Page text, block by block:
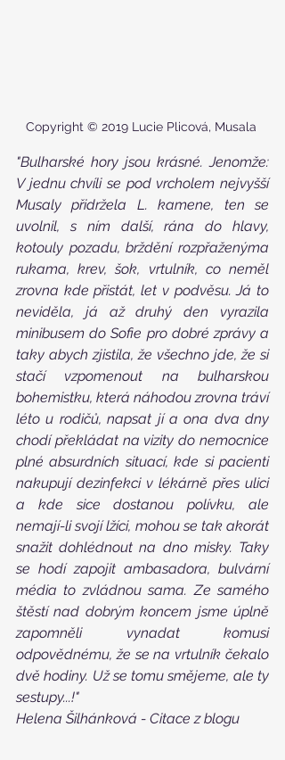
Copyright © 2019 Lucie Plicová, Musala
"Bulharské hory jsou krásné. Jenomže:
V jednu chvíli se pod vrcholem nejvyšší
Musaly přidržela L. kamene, ten se
uvolnil, s ním další, rána do hlavy,
kotouly pozadu, brždění rozpřaženýma
rukama, krev, šok, vrtulník, co neměl
zrovna kde přistát, let v podvěsu. Já to
neviděla, já až druhý den vyrazila
minibusem do Sofie pro dobré zprávy a
taky abych zjistila, že všechno jde, že si
stačí vzpomenout na bulharskou
bohemistku, která náhodou zrovna tráví
léto u rodičů, napsat jí a ona dva dny
chodí překládat na vizity do nemocnice
plné absurdních situací, kde si pacienti
nakupují dezinfekci v lékárně přes ulici
a kde sice dostanou polívku, ale
nemají-li svojí lžíci, mohou se tak akorát
snažit dohlédnout na dno misky. Taky
se hodí zapojit ambasadora, bulvární
média to zvládnou sama. Ze samého
štěstí nad dobrým koncem jsme úplně
zapomněli vynadat komusi
odpovědnému, že se na vrtulník čekalo
dvě hodiny. Už se tomu smějeme, ale ty
sestupy...!"
Helena Šilhánková - Citace z blogu